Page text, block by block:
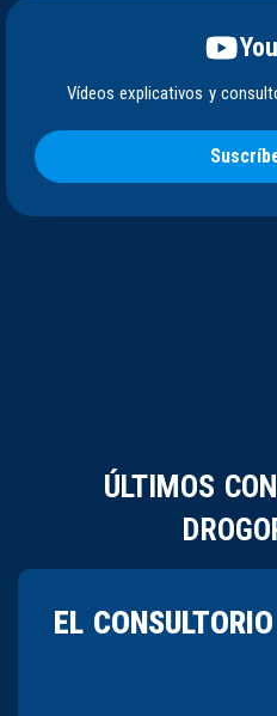
Vídeos explicativos y
ÚLTIMOS
EL